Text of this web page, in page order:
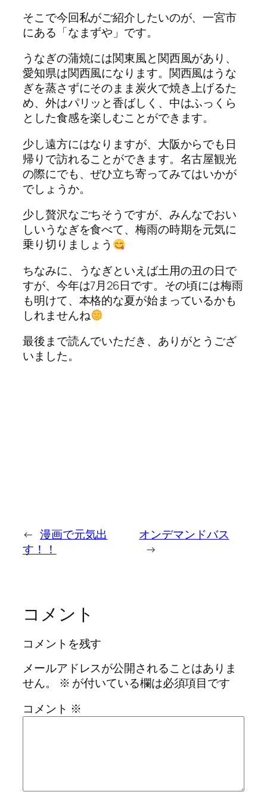
そこで今回私がご紹介したいのが、一宮市
にある「なまずや」です。
うなぎの蒲焼には関東風と関西風があり、
愛知県は関西風になります。関西風はうな
ぎを蒸さずにそのまま炭火で焼き上げるた
め、外はパリッと香ばしく、中はふっくら
とした食感を楽しむことができます。
少し遠方にはなりますが、大阪からでも日
帰りで訪れることができます。名古屋観光
の際にでも、ぜひ立ち寄ってみてはいかが
でしょうか。
少し贅沢なごちそうですが、みんなでおい
しいうなぎを食べて、梅雨の時期を元気に
乗り切りましょう
ちなみに、うなぎといえば土用の丑の日で
すが、今年は7月26日です。その頃には梅雨
も明けて、本格的な夏が始まっているかも
しれませんね
最後まで読んでいただき、ありがとうござ
いました。
← 漫画で元気出
す！！
オンデマンドバス
→
コメント
コメントを残す
メールアドレスが公開されることはありま
せん。
※ が付いている欄は必須項目です
コメント ※